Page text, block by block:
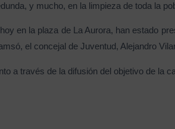
y mucho, en la limpieza de toda la
en la plaza de La Aurora, han estado
el concejal de Juventud, Alejandro
a través de la difusión del objetivo de